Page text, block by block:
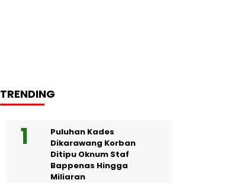
TRENDING
Puluhan Kades
Dikarawang Korban
Ditipu Oknum Staf
Bappenas Hingga
Miliaran